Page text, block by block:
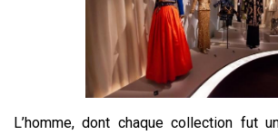
L’homme, dont chaque collection fut